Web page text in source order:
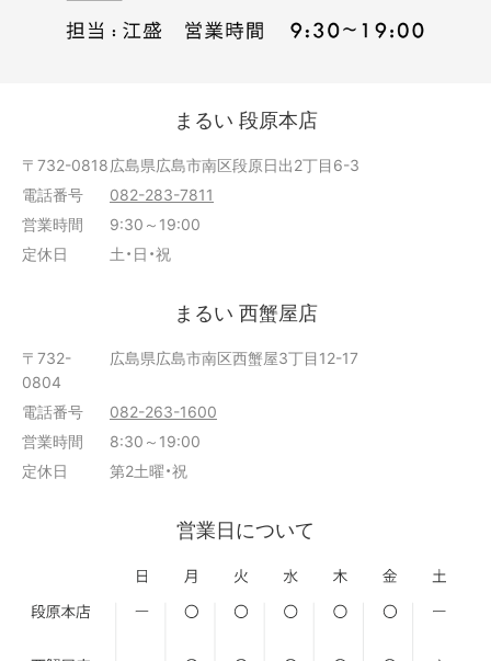
まるい 段原本店
〒732-0818広島県広島市南区段原日出2丁目6-3
電話番号
082-283-7811
営業時間
9:30～19:00
定休日
土・日・祝
まるい 西蟹屋店
〒732-
0804
広島県広島市南区西蟹屋3丁目12-17
電話番号
082-263-1600
営業時間
8:30～19:00
定休日
第2土曜・祝
営業日について